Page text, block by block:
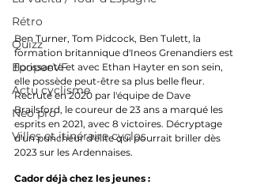
Rétro
Quizz
EpopeeVF
Actu cyclisme
Neo pro
Villes et itinéraire cyclos
Ben Turner, Tom Pidcock, Ben Tulett, la
formation britannique d'Ineos Grenandiers est
florissante et avec Ethan Hayter en son sein,
elle possède peut-être sa plus belle fleur.
Recruté en 2020 par l'équipe de Dave
Brailsford, le coureur de 23 ans a marqué les
esprits en 2021, avec 8 victoires. Décryptage
d'un puncheur d'élite qui pourrait briller dès
2023 sur les Ardennaises.
Cador déjà chez les jeunes :